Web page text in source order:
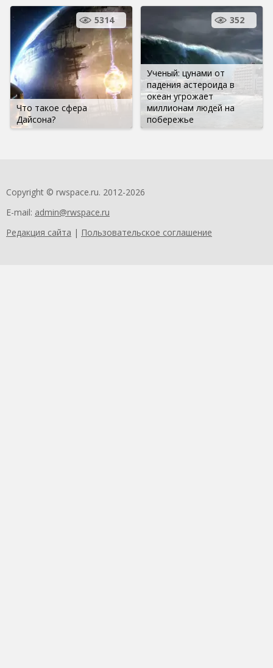
Что такое сфера
Дайсона?
5314
Ученый: цунами от
падения астероида в
океан угрожает
миллионам людей на
побережье
352
Copyright © rwspace.ru. 2012-2026
E-mail: admin@rwspace.ru
Редакция сайта | Пользовательское соглашение